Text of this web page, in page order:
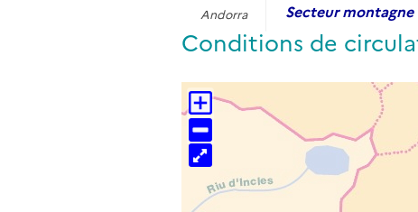
Andorra Secteur montagne
Conditions de
+
−